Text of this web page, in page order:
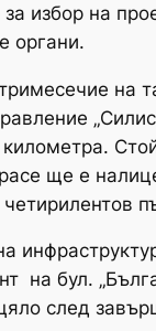
избор на
органи.
на
километра.
ще е
на бул.
след